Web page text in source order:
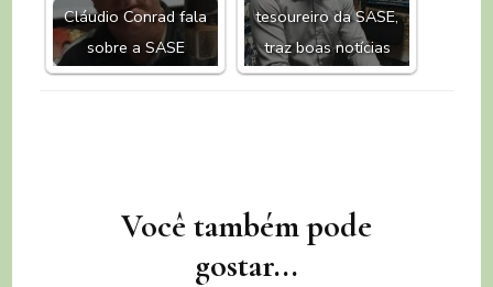
Cláudio Conrad fala
sobre a SASE
tesoureiro da SASE,
traz boas notícias
NavegaçãoVocê também pode
gostar...